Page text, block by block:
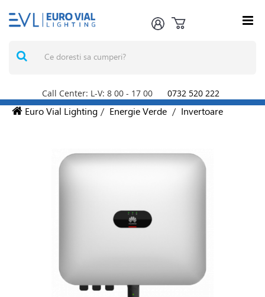
Call Center: L-V: 8 00 - 17 00 0732 520 222
Euro Vial Lighting / Energie Verde / Invertoare